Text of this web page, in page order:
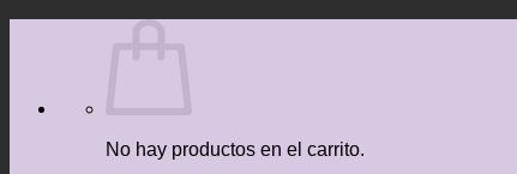
No hay productos en el carrito.